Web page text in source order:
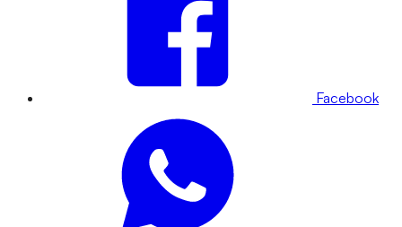
Facebook